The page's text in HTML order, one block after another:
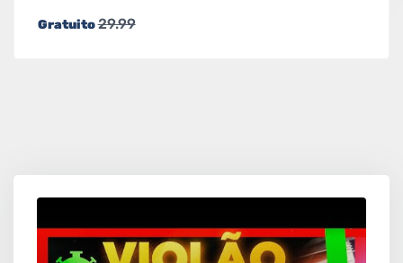
Gratuito29.99